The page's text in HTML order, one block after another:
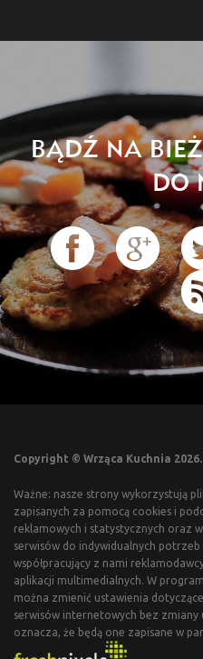
BĄDŹ NA
DO
Copyright © Wrząca Kuchnia
Ważne: nasze strony wykorzystują
zapisanych za pomocą cookies i
reklamowych i statystycznych oraz
serwisów do indywidualnych
współpracujący z nami
aplikacji multimedialnych. W
można zmienić ustawienia
serwisów internetowych bez zmiany
oznacza, że będą one zapisane w